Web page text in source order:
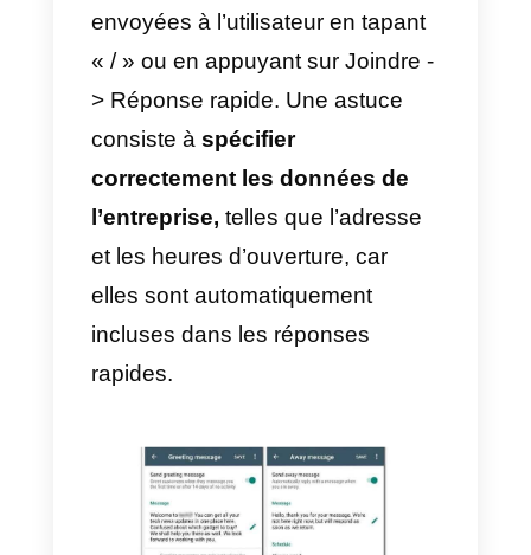
rapides sur WhatsApp
WhatsApp Business
de créer des modèles de
rapide qui permettent à votre
entreprise d’accélérer les
réponses aux cas les plus
courants qui se présentent lors
Pour les activer, il suffit de suivre
les étapes ci-dessous: